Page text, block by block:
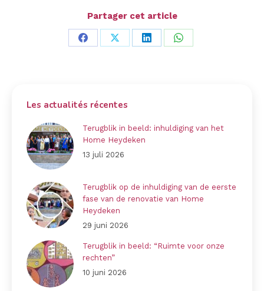
Partager cet article
Deel
Deel
Deel
Deel
Les actualités récentes
Terugblik in beeld: inhuldiging van het
Home Heydeken
13 juli 2026
Terugblik op de inhuldiging van de eerste
fase van de renovatie van Home
Heydeken
29 juni 2026
Terugblik in beeld: “Ruimte voor onze
rechten”
10 juni 2026